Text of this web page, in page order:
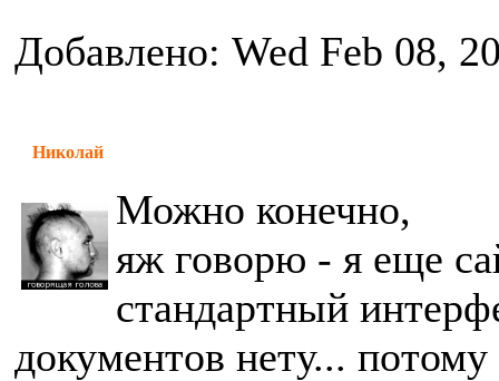
Добавлено: Wed Feb 08,
Николай
Можно конечно,
яж говорю - я еще
стандартный
документов нету...